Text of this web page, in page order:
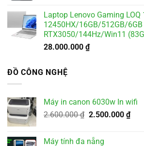
Laptop Lenovo Gaming LOQ
12450HX/16GB/512GB/6GB
RTX3050/144Hz/Win11
28.000.000 ₫
ĐỒ CÔNG NGHỆ
Máy in canon 6030w In wifi
2.600.000₫ Giá
là:
2.500.000 ₫Giá
Máy tính đa nẵng